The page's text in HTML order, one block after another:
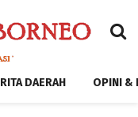
DAERAH OPINI &